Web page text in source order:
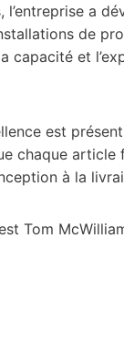
a
de
capacité et
est
chaque article
à la
Tom